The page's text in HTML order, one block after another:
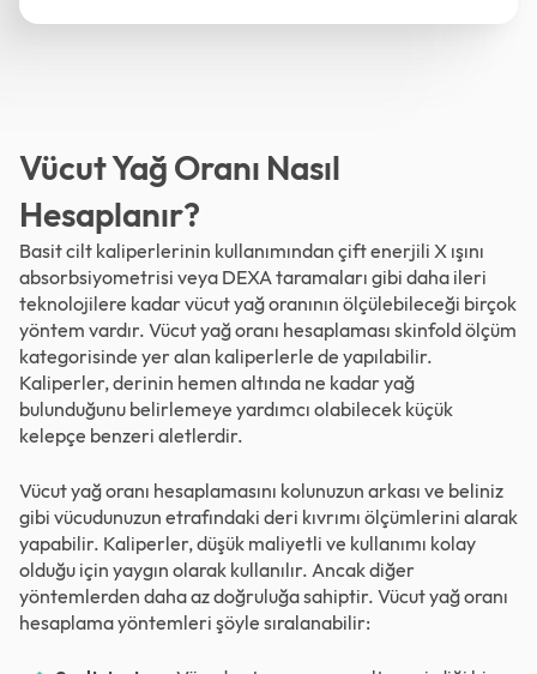
Vücut Yağ Oranı Nasıl
Hesaplanır?
Basit cilt kaliperlerinin kullanımından çift enerjili X ışını
absorbsiyometrisi veya DEXA taramaları gibi daha ileri
teknolojilere kadar vücut yağ oranının ölçülebileceği birçok
yöntem vardır. Vücut yağ oranı hesaplaması skinfold ölçüm
kategorisinde yer alan kaliperlerle de yapılabilir.
Kaliperler, derinin hemen altında ne kadar yağ
bulunduğunu belirlemeye yardımcı olabilecek küçük
kelepçe benzeri aletlerdir.
Vücut yağ oranı hesaplamasını kolunuzun arkası ve beliniz
gibi vücudunuzun etrafındaki deri kıvrımı ölçümlerini alarak
yapabilir. Kaliperler, düşük maliyetli ve kullanımı kolay
olduğu için yaygın olarak kullanılır. Ancak diğer
yöntemlerden daha az doğruluğa sahiptir. Vücut yağ oranı
hesaplama yöntemleri şöyle sıralanabilir: